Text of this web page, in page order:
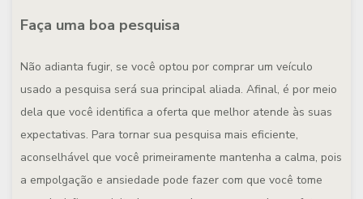
Faça uma boa pesquisa
Não adianta fugir, se você optou por comprar um veículo
usado a pesquisa será sua principal aliada. Afinal, é por meio
dela que você identifica a oferta que melhor atende às suas
expectativas. Para tornar sua pesquisa mais eficiente,
aconselhável que você primeiramente mantenha a calma, pois
a empolgação e ansiedade pode fazer com que você tome